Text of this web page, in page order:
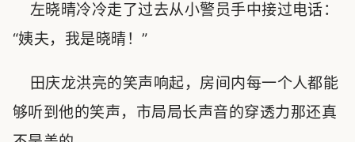
左晓晴冷冷走了过去从小警员手中接过电话：
“姨夫，我是晓晴！”
田庆龙洪亮的笑声响起，房间内每一个人都能
够听到他的笑声，市局局长声音的穿透力那还真